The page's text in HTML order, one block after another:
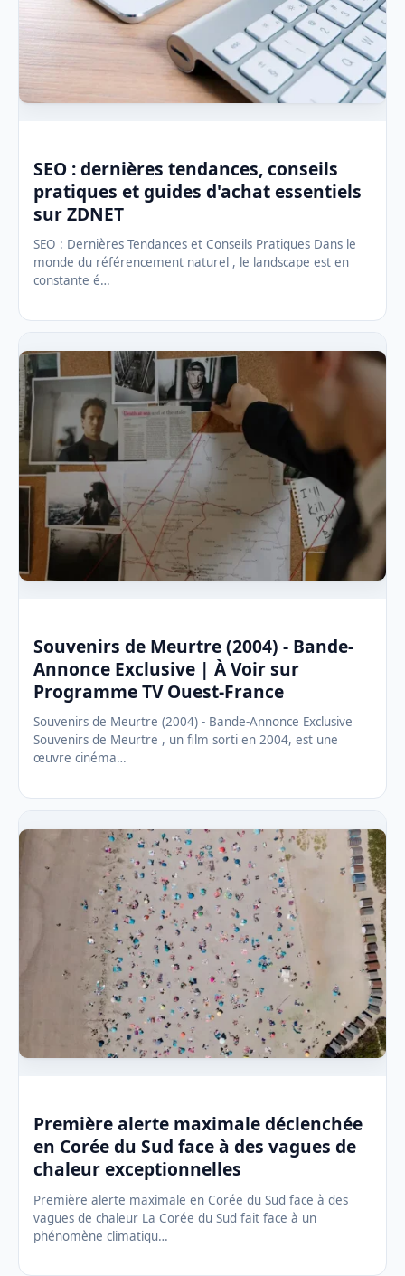
SEO : dernières tendances, conseils
pratiques et guides d'achat essentiels
sur ZDNET
SEO : Dernières Tendances et Conseils Pratiques Dans le
monde du référencement naturel , le landscape est en
constante é…
Souvenirs de Meurtre (2004) - Bande-
Annonce Exclusive | À Voir sur
Programme TV Ouest-France
Souvenirs de Meurtre (2004) - Bande-Annonce Exclusive
Souvenirs de Meurtre , un film sorti en 2004, est une
œuvre cinéma…
Première alerte maximale déclenchée
en Corée du Sud face à des vagues de
chaleur exceptionnelles
Première alerte maximale en Corée du Sud face à des
vagues de chaleur La Corée du Sud fait face à un
phénomène climatiqu…